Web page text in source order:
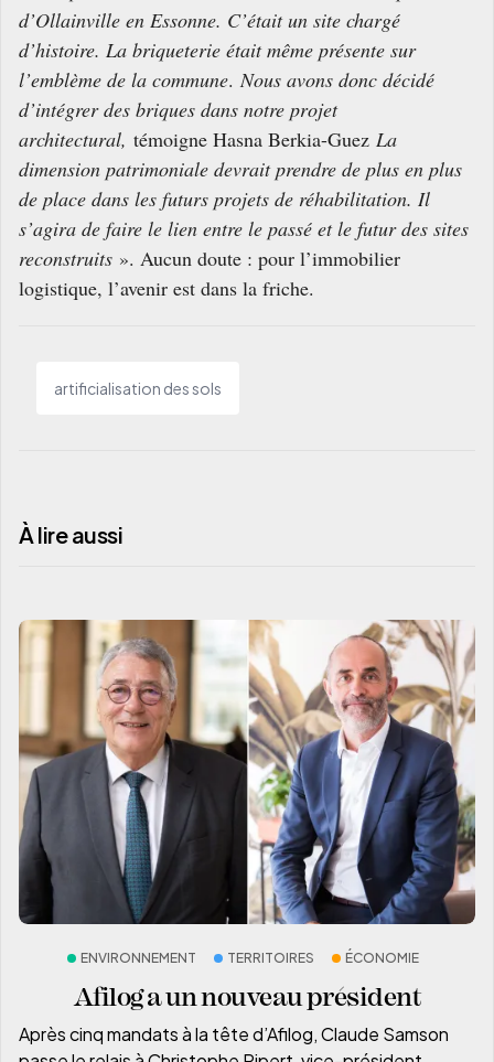
d’Ollainville en Essonne. C’était un site chargé
d’histoire. La briqueterie était même présente sur
l’emblème de la commune. Nous avons donc décidé
d’intégrer des briques dans notre projet
architectural, témoigne Hasna Berkia-Guez La
dimension patrimoniale devrait prendre de plus en plus
de place dans les futurs projets de réhabilitation. Il
s’agira de faire le lien entre le passé et le futur des sites
reconstruits ». Aucun doute : pour l’immobilier
logistique, l’avenir est dans la friche.
artificialisation des sols
À lire aussi
ENVIRONNEMENT TERRITOIRES ÉCONOMIE
Afilog a un nouveau président
Après cinq mandats à la tête d’Afilog, Claude Samson